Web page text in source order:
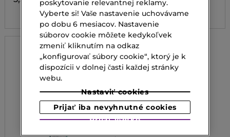
16,50 €
poskytovanie relevantnej reklamy.
Vyberte si! Vaše nastavenie uchovávame
po dobu 6 mesiacov. Nastavenie
súborov cookie môžete kedykoľvek
zmeniť kliknutím na odkaz
„konfigurovať súbory cookie“, ktorý je k
dispozícii v dolnej časti každej stránky
webu.
Nastaviť cookies
Prijať iba nevyhnutné cookies
Prijať všetko